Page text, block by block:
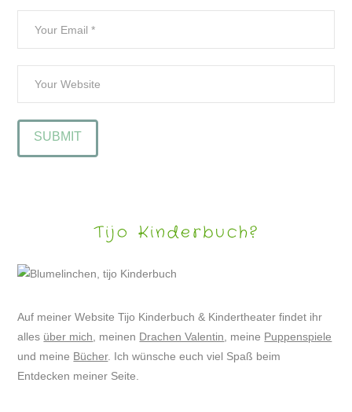
Tijo Kinderbuch?
Auf meiner Website Tijo Kinderbuch & Kindertheater findet ihr
alles über mich , meinen Drachen Valentin , meine Puppenspiele
und meine Bücher. Ich wünsche euch viel Spaß beim
Entdecken meiner Seite.